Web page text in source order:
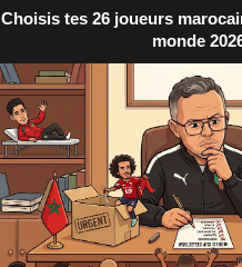
Choisis tes 26 joueurs
monde